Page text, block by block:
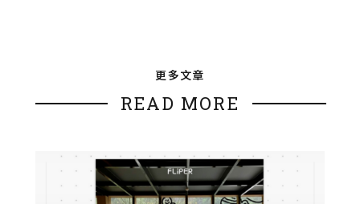
更多文章
READ MORE